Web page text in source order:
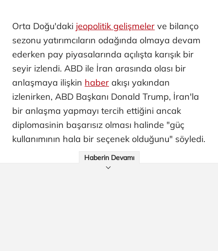
Orta Doğu'daki jeopolitik gelişmeler ve bilanço
sezonu yatırımcıların odağında olmaya devam
ederken pay piyasalarında açılışta karışık bir
seyir izlendi. ABD ile İran arasında olası bir
anlaşmaya ilişkin haber akışı yakından
izlenirken, ABD Başkanı Donald Trump, İran'la
bir anlaşma yapmayı tercih ettiğini ancak
diplomasinin başarısız olması halinde "güç
kullanımının hala bir seçenek olduğunu" söyledi.
Haberin Devamı